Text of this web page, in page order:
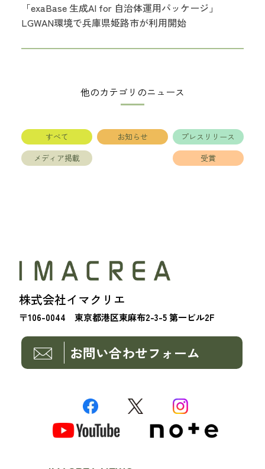
「exaBase 生成AI for 自治体運用パッケージ」
LGWAN環境で兵庫県姫路市が利用開始
他のカテゴリのニュース
すべて お知らせ
プレスリリース
メディア掲載
受賞
株式会社イマクリエ
〒106-0044 東京都港区東麻布2-3-5 第一ビル2F
お問い合わせフォーム